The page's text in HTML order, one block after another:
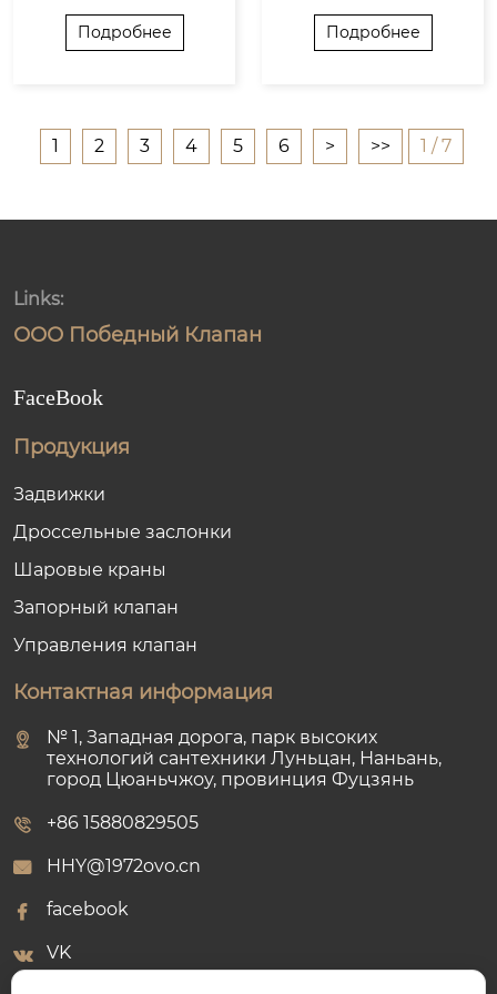
ткими бабочками! У
стойчивы к морозу
а, как стены Кремля,
управление потоко
Подробнее
скрыто в произво
дственном цехе к
ds/9.2俄-阀门生产车间
藏着哪些重量级设备.m
Подробнее
1 2 3 4 5 6 > >> 1 / 7
Links:
ООО Победный Клапан
FaceBook
Продукция
Задвижки
Дроссельные заслонки
Шаровые краны
Запорный клапан
Управления клапан
Контактная информация
№ 1, Западная дорога, парк высоких
технологий сантехники Луньцан, Наньань,
город Цюаньчжоу, провинция Фуцзянь
+86 15880829505
HHY@1972ovo.cn
facebook
VK